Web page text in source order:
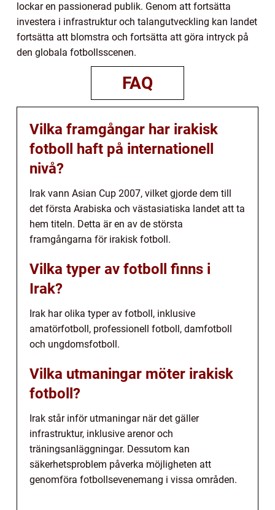
lockar en passionerad publik. Genom att fortsätta
investera i infrastruktur och talangutveckling kan landet
fortsätta att blomstra och fortsätta att göra intryck på
den globala fotbollsscenen.
FAQ
Vilka framgångar har irakisk
fotboll haft på internationell
nivå?
Irak vann Asian Cup 2007, vilket gjorde dem till
det första Arabiska och västasiatiska landet att ta
hem titeln. Detta är en av de största
framgångarna för irakisk fotboll.
Vilka typer av fotboll finns i
Irak?
Irak har olika typer av fotboll, inklusive
amatörfotboll, professionell fotboll, damfotboll
och ungdomsfotboll.
Vilka utmaningar möter irakisk
fotboll?
Irak står inför utmaningar när det gäller
infrastruktur, inklusive arenor och
träningsanläggningar. Dessutom kan
säkerhetsproblem påverka möjligheten att
genomföra fotbollsevenemang i vissa områden.